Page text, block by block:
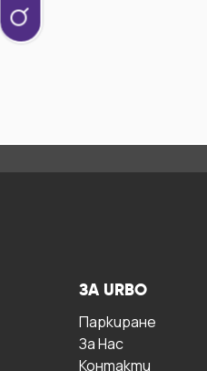
ЗА URBO
Паркиране
За Hас
Контакти